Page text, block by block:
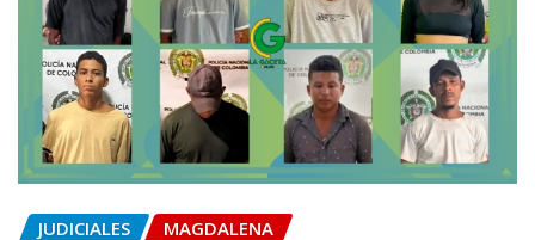
JUDICIALES MAGDALENA